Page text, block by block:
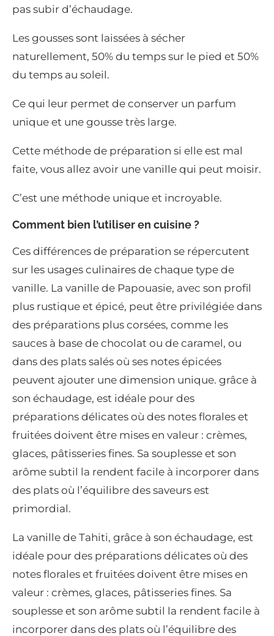
pas subir d’échaudage.
Les gousses sont laissées à sécher
naturellement, 50% du temps sur le pied et 50%
du temps au soleil.
Ce qui leur permet de conserver un parfum
unique et une gousse très large.
Cette méthode de préparation si elle est mal
faite, vous allez avoir une vanille qui peut moisir.
C’est une méthode unique et incroyable.
Comment bien l’utiliser en cuisine ?
Ces différences de préparation se répercutent
sur les usages culinaires de chaque type de
vanille. La vanille de Papouasie, avec son profil
plus rustique et épicé, peut être privilégiée dans
des préparations plus corsées, comme les
sauces à base de chocolat ou de caramel, ou
dans des plats salés où ses notes épicées
peuvent ajouter une dimension unique. grâce à
son échaudage, est idéale pour des
préparations délicates où des notes florales et
fruitées doivent être mises en valeur : crèmes,
glaces, pâtisseries fines. Sa souplesse et son
arôme subtil la rendent facile à incorporer dans
des plats où l’équilibre des saveurs est
primordial.
La vanille de Tahiti, grâce à son échaudage, est
idéale pour des préparations délicates où des
notes florales et fruitées doivent être mises en
valeur : crèmes, glaces, pâtisseries fines. Sa
souplesse et son arôme subtil la rendent facile à
incorporer dans des plats où l’équilibre des